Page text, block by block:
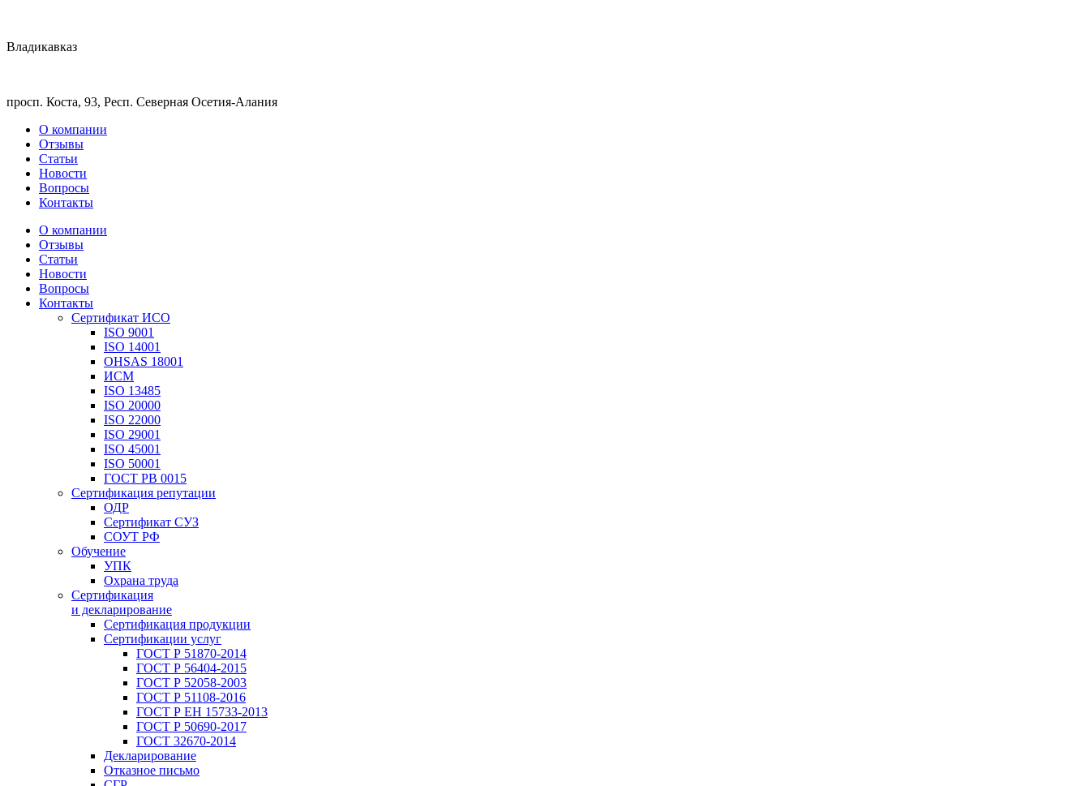
Владикавказ
просп. Коста, 93, Респ. Северная Осетия-Алания
О компании
Отзывы
Статьи
Новости
Вопросы
Контакты
О компании
Отзывы
Статьи
Новости
Вопросы
Контакты
Сертификат ИСО
ISO 9001
ISO 14001
OHSAS 18001
ИСМ
ISO 13485
ISO 20000
ISO 22000
ISO 29001
ISO 45001
ISO 50001
ГОСТ РВ 0015
Сертификация репутации
ОДР
Сертификат СУЗ
СОУТ РФ
Обучение
УПК
Охрана труда
Сертификация
и декларирование
Сертификация продукции
Сертификации услуг
ГОСТ Р 51870-2014
ГОСТ Р 56404-2015
ГОСТ Р 52058-2003
ГОСТ Р 51108-2016
ГОСТ Р ЕН 15733-2013
ГОСТ Р 50690-2017
ГОСТ 32670-2014
Декларирование
Отказное письмо